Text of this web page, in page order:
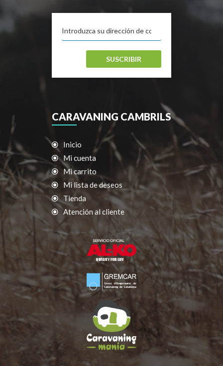
SUSCRIBIR
CARAVANING CAMBRILS
Inicio
Mi cuenta
Mi carrito
Mi lista de deseos
Tienda
Atención al cliente